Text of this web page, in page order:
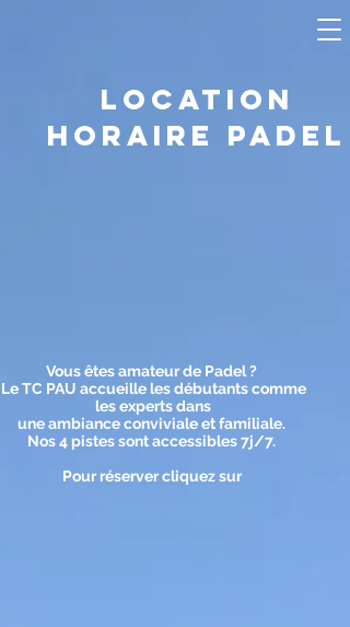
LOCATION
HORAIRE PADEL
Vous êtes amateur de Padel ?
Le TC PAU accueille les débutants comme
les experts dans
une ambiance conviviale et familiale.
Nos 4 pistes sont accessibles 7j/7.
Pour réserver cliquez sur